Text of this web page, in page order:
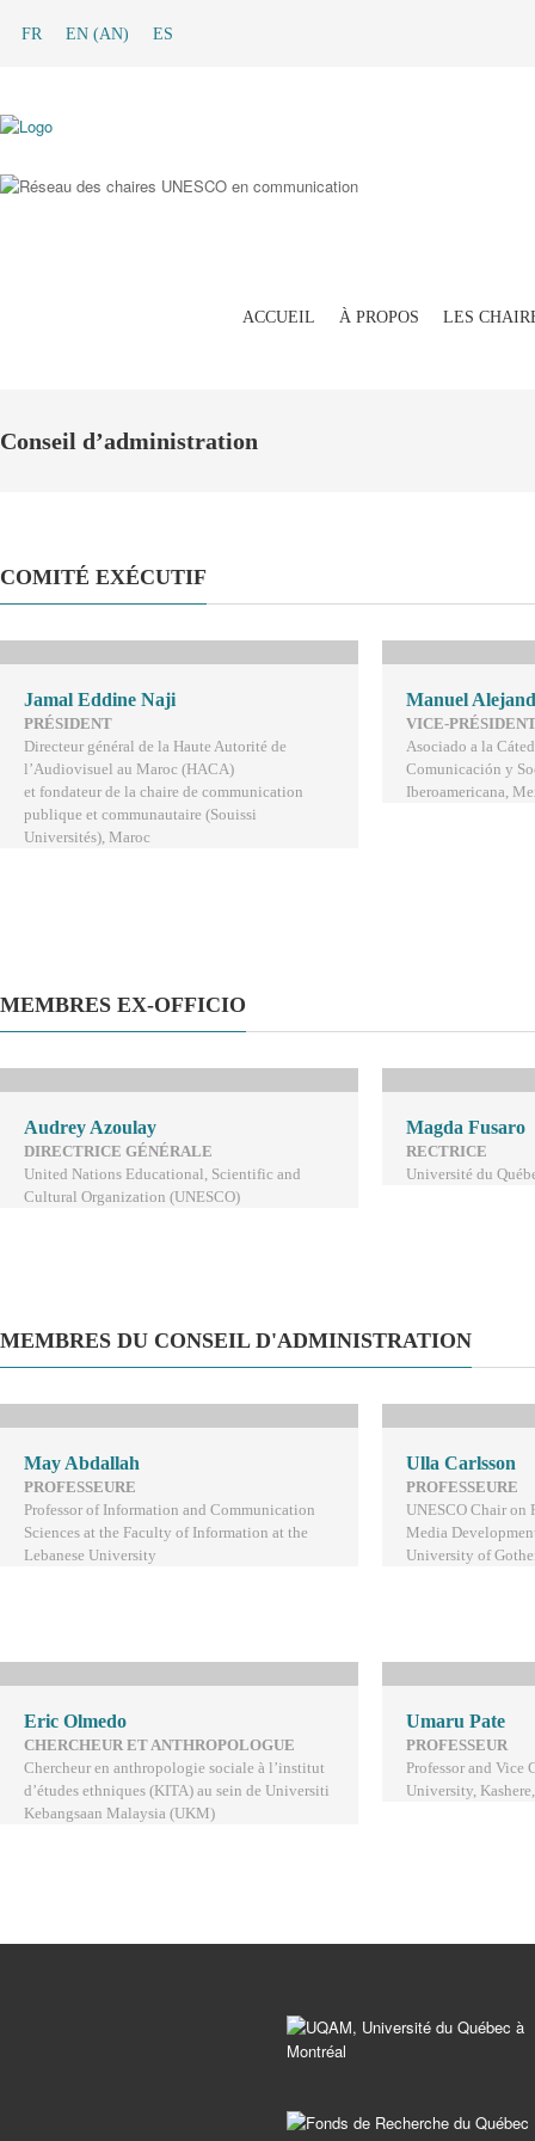
FR EN (AN) ES
ACCUEIL À PROPOS LES
Conseil d’administration
COMITÉ EXÉCUTIF
Jamal Eddine Naji
PRÉSIDENT
Directeur général de la Haute Autorité de
l’Audiovisuel au Maroc (HACA)
et fondateur de la chaire de communication
publique et communautaire (Souissi
Universités), Maroc
Manuel
VICE-
Asociado a la
Comunicación y
Iberoamericana,
MEMBRES EX-OFFICIO
Audrey Azoulay
DIRECTRICE GÉNÉRALE
United Nations Educational, Scientific and
Cultural Organization (UNESCO)
Magda Fusaro
RECTRICE
Université du
MEMBRES DU CONSEIL D'ADMINISTRATION
May Abdallah
PROFESSEURE
Professor of Information and Communication
Sciences at the Faculty of Information at the
Lebanese University
Ulla Carlsson
PROFESSEURE
UNESCO Chair on
Media
University of
Eric Olmedo
CHERCHEUR ET ANTHROPOLOGUE
Chercheur en anthropologie sociale à l’institut
d’études ethniques (KITA) au sein de Universiti
Kebangsaan Malaysia (UKM)
Umaru Pate
PROFESSEUR
Professor and Vice
University,